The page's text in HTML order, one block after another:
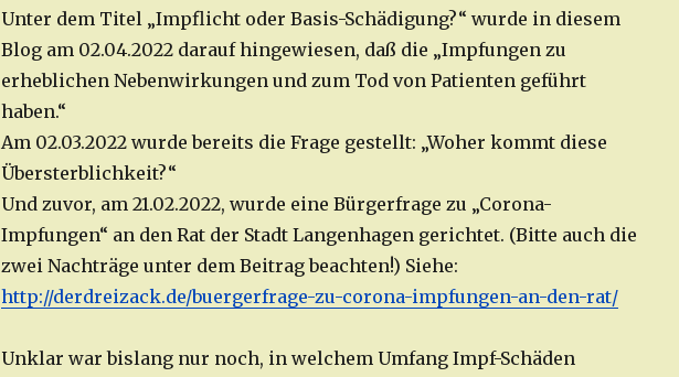
Unter dem Titel „Impflicht oder Basis-Schädigung?“ wurde in diesem
Blog am 02.04.2022 darauf hingewiesen, daß die „Impfungen zu
erheblichen Nebenwirkungen und zum Tod von Patienten geführt
haben.“
Am 02.03.2022 wurde bereits die Frage gestellt: „Woher kommt diese
Übersterblichkeit?“
Und zuvor, am 21.02.2022, wurde eine Bürgerfrage zu „Corona-
Impfungen“ an den Rat der Stadt Langenhagen gerichtet. (Bitte auch die
zwei Nachträge unter dem Beitrag beachten!) Siehe:
http://derdreizack.de/buergerfrage-zu-corona-impfungen-an-den-rat/
Unklar war bislang nur noch, in welchem Umfang Impf-Schäden